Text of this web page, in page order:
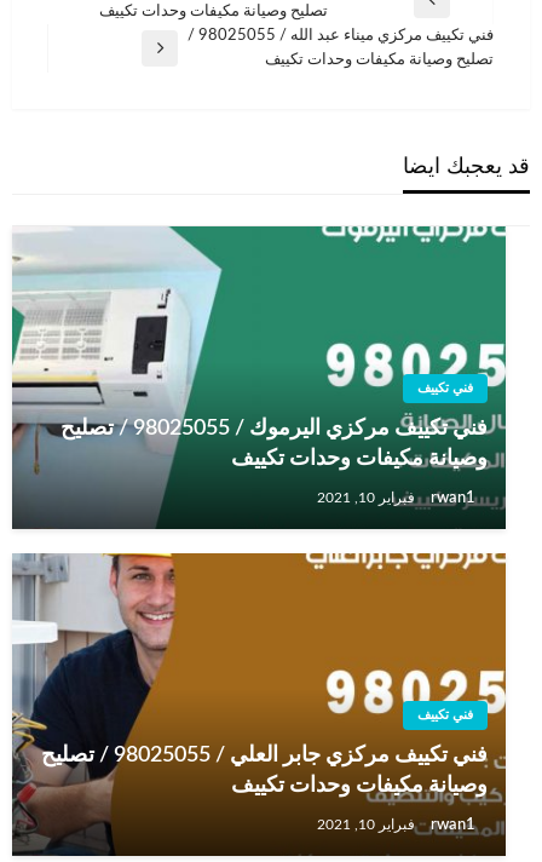
المقالات
المقالة
السابقة
تصليح وصيانة مكيفات وحدات تكييف
المقالة
فني تكييف مركزي ميناء عبد الله / 98025055 /
تصليح وصيانة مكيفات وحدات تكييف
قد يعجبك ايضا
فني تكييف
فني تكييف مركزي اليرموك / 98025055 / تصليح
وصيانة مكيفات وحدات تكييف
rwan1 فبراير 10, 2021
فني تكييف
فني تكييف مركزي جابر العلي / 98025055 / تصليح
وصيانة مكيفات وحدات تكييف
rwan1 فبراير 10, 2021